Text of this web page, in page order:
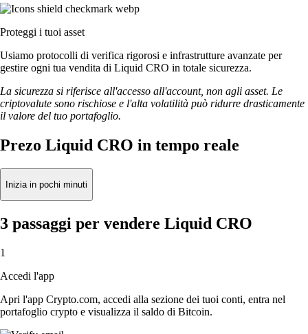
Proteggi i tuoi asset
Usiamo protocolli di verifica rigorosi e infrastrutture avanzate per
gestire ogni tua vendita di Liquid CRO in totale sicurezza.
La sicurezza si riferisce all'accesso all'account, non agli asset. Le
criptovalute sono rischiose e l'alta volatilità può ridurre drasticamente
il valore del tuo portafoglio.
Prezo Liquid CRO in tempo reale
Inizia in pochi minuti
3 passaggi per vendere Liquid CRO
1
Accedi l'app
Apri l'app Crypto.com, accedi alla sezione dei tuoi conti, entra nel
portafoglio crypto e visualizza il saldo di Bitcoin.